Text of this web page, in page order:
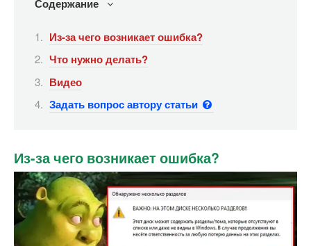
Содержание
Из-за чего возникает ошибка?
Что нужно делать?
Видео
Задать вопрос автору статьи
Из-за чего возникает ошибка?